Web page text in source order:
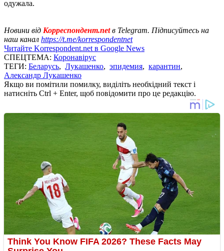
одужала.
Новини від Корреспондент.netв Telegram. Підписуйтесь на
наш канал https://t.me/korrespondentnet
Читайте Korrespondent.net в Google News
СПЕЦТЕМА: Коронавірус
ТЕГИ: Беларусь, Лукашенко, эпидемия, карантин,
Александр Лукашенко
Якщо ви помітили помилку, виділіть необхідний текст і
натисніть Ctrl + Enter, щоб повідомити про це редакцію.